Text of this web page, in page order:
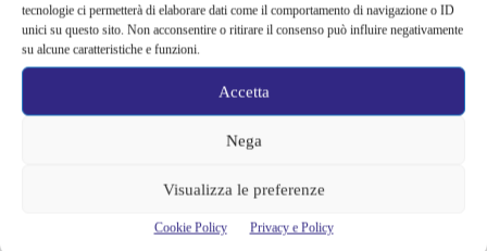
tecnologie ci permetterà di elaborare dati come il comportamento di navigazione o ID
unici su questo sito. Non acconsentire o ritirare il consenso può influire negativamente
su alcune caratteristiche e funzioni.
Accetta
Nega
Visualizza le preferenze
Cookie Policy Privacy e Policy
Spider-Man: Brand New Day riapre una vecchia ferita | Il finale
alimenta una nuova teoria: il dettaglio che coinvolge i due più amati